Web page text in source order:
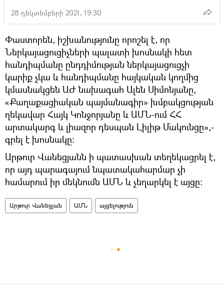
28 դեկտեմբերի 2021, 19:30
Փաստորեն, իշխանությունը որոշել է, որ
Ներկայացուցիչների պալատի խոսնակի հետ
հանդիպմանը ընդդիմության ներկայացուցչի
կարիք չկա և հանդիպմանը հայկական կողմից
կմասնակցեն ԱԺ նախագահ Ալեն Սիմոնյանը,
«Քաղաքացիական պայմանագիր» խմբակցության
ղեկավար Հայկ Կոնջորյանը և ԱՄՆ-ում ՀՀ
արտակարգ և լիազոր դեսպան Լիլիթ Մակունցը»,-
գրել է խոսնակը։
Արթուր Վանեցյանն ի պատասխան տեղեկացրել է,
որ այդ պարագայում նպատակահարմար չի
համարում իր մեկնումն ԱՄՆ և չեղարկել է այցը։
Արթուր Վանեցյան ԱՄՆ այցելություն